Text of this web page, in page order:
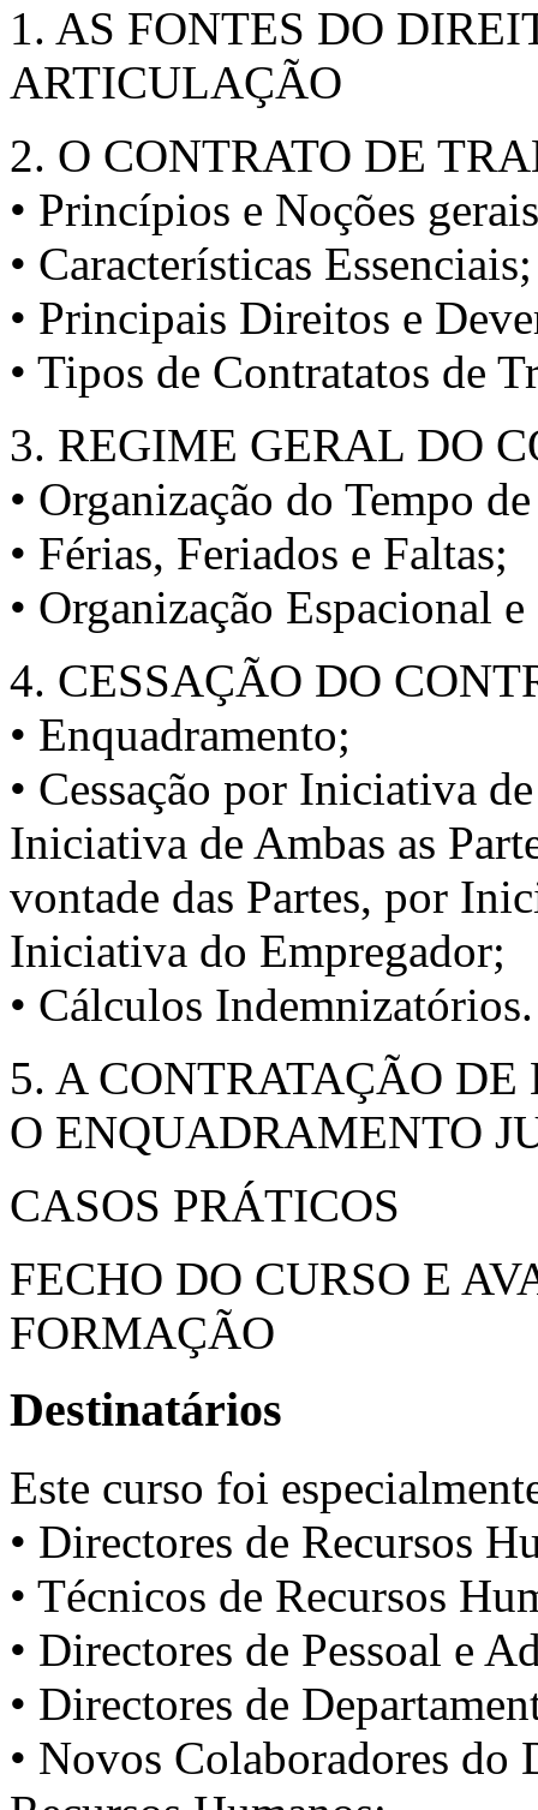
1. AS FONTES DO
ARTICULAÇÃO
2. O CONTRATO DE
• Princípios e Noções
• Características Essenciais;
• Principais Direitos e
• Tipos de Contratatos de
3. REGIME GERAL DO
• Organização do Tempo
• Férias, Feriados e Faltas;
• Organização Espacional
4. CESSAÇÃO DO
• Enquadramento;
• Cessação por Iniciativa
Iniciativa de Ambas as
vontade das Partes, por
Iniciativa do Empregador;
• Cálculos Indemnizatórios.
5. A CONTRATAÇÃO
O ENQUADRAMENTO
CASOS PRÁTICOS
FECHO DO CURSO E
FORMAÇÃO
Destinatários
Este curso foi
• Directores de Recursos
• Técnicos de Recursos
• Directores de Pessoal e
• Directores de
• Novos Colaboradores do